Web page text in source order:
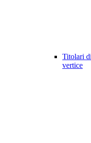
Titolari
vertice